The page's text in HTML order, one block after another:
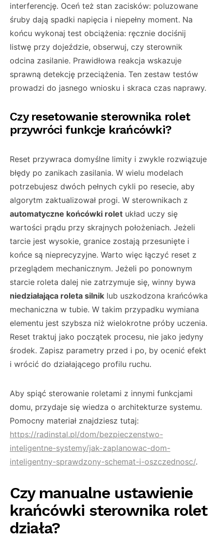
interferencję. Oceń też stan zacisków: poluzowane
śruby dają spadki napięcia i niepełny moment. Na
końcu wykonaj test obciążenia: ręcznie dociśnij
listwę przy dojeździe, obserwuj, czy sterownik
odcina zasilanie. Prawidłowa reakcja wskazuje
sprawną detekcję przeciążenia. Ten zestaw testów
prowadzi do jasnego wniosku i skraca czas naprawy.
Czy resetowanie sterownika rolet
przywróci funkcje krańcówki?
Reset przywraca domyślne limity i zwykle rozwiązuje
błędy po zanikach zasilania. W wielu modelach
potrzebujesz dwóch pełnych cykli po resecie, aby
algorytm zaktualizował progi. W sterownikach z
automatyczne końcówki rolet układ uczy się
wartości prądu przy skrajnych położeniach. Jeżeli
tarcie jest wysokie, granice zostają przesunięte i
końce są nieprecyzyjne. Warto więc łączyć reset z
przeglądem mechanicznym. Jeżeli po ponownym
starcie roleta dalej nie zatrzymuje się, winny bywa
niedziałająca roleta silnik lub uszkodzona krańcówka
mechaniczna w tubie. W takim przypadku wymiana
elementu jest szybsza niż wielokrotne próby uczenia.
Reset traktuj jako początek procesu, nie jako jedyny
środek. Zapisz parametry przed i po, by ocenić efekt
i wrócić do działającego profilu ruchu.
Aby spiąć sterowanie roletami z innymi funkcjami
domu, przydaje się wiedza o architekturze systemu.
Pomocny materiał znajdziesz tutaj:
https://radinstal.pl/dom/bezpieczenstwo-
inteligentne-systemy/jak-zaplanowac-dom-
inteligentny-sprawdzony-schemat-i-oszczednosc/.
Czy manualne ustawienie
krańcówki sterownika rolet
działa?